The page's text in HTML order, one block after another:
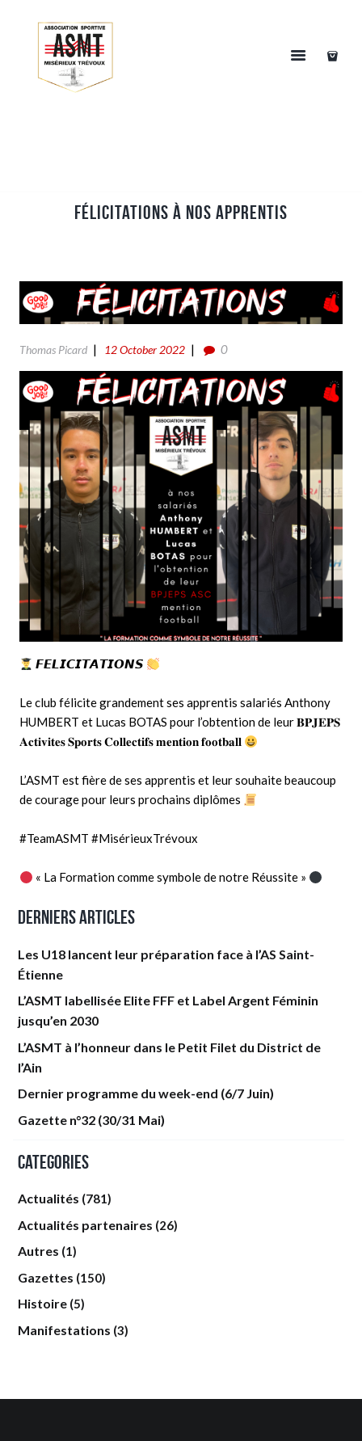
Félicitations à nos apprentis
Thomas Picard 12 October 2022 0
𝙁𝙀𝙇𝙄𝘾𝙄𝙏𝘼𝙏𝙄𝙊𝙉𝙎
Le club félicite grandement ses apprentis salariés Anthony
HUMBERT et Lucas BOTAS pour l’obtention de leur 𝐁𝐏𝐉𝐄𝐏𝐒
𝐀𝐜𝐭𝐢𝐯𝐢𝐭𝐞𝐬 𝐒𝐩𝐨𝐫𝐭𝐬 𝐂𝐨𝐥𝐥𝐞𝐜𝐭𝐢𝐟𝐬 𝐦𝐞𝐧𝐭𝐢𝐨𝐧 𝐟𝐨𝐨𝐭𝐛𝐚𝐥𝐥
L’ASMT est fière de ses apprentis et leur souhaite beaucoup
de courage pour leurs prochains diplômes
#TeamASMT #MisérieuxTrévoux
« La Formation comme symbole de notre Réussite »
Derniers articles
Les U18 lancent leur préparation face à l’AS Saint-
Étienne
L’ASMT labellisée Elite FFF et Label Argent Féminin
jusqu’en 2030
L’ASMT à l’honneur dans le Petit Filet du District de
l’Ain
Dernier programme du week-end (6/7 Juin)
Gazette n°32 (30/31 Mai)
Categories
Actualités (781)
Actualités partenaires (26)
Autres (1)
Gazettes (150)
Histoire (5)
Manifestations (3)